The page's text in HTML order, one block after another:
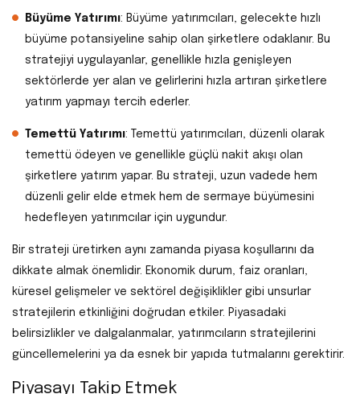
Büyüme Yatırımı: Büyüme yatırımcıları, gelecekte hızlı
büyüme potansiyeline sahip olan şirketlere odaklanır. Bu
stratejiyi uygulayanlar, genellikle hızla genişleyen
sektörlerde yer alan ve gelirlerini hızla artıran şirketlere
yatırım yapmayı tercih ederler.
Temettü Yatırımı: Temettü yatırımcıları, düzenli olarak
temettü ödeyen ve genellikle güçlü nakit akışı olan
şirketlere yatırım yapar. Bu strateji, uzun vadede hem
düzenli gelir elde etmek hem de sermaye büyümesini
hedefleyen yatırımcılar için uygundur.
Bir strateji üretirken aynı zamanda piyasa koşullarını da
dikkate almak önemlidir. Ekonomik durum, faiz oranları,
küresel gelişmeler ve sektörel değişiklikler gibi unsurlar
stratejilerin etkinliğini doğrudan etkiler. Piyasadaki
belirsizlikler ve dalgalanmalar, yatırımcıların stratejilerini
güncellemelerini ya da esnek bir yapıda tutmalarını gerektirir.
Piyasayı Takip Etmek